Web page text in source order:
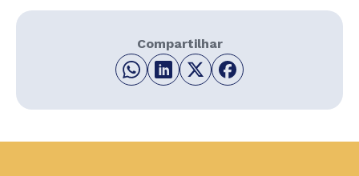
Compartilhar